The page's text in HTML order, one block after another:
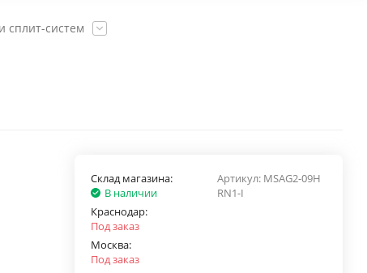
сплит-систем
Артикул: MSAG2-09H
RN1-I
Склад магазина:
В наличии
Краснодар:
Под заказ
Москва:
Под заказ